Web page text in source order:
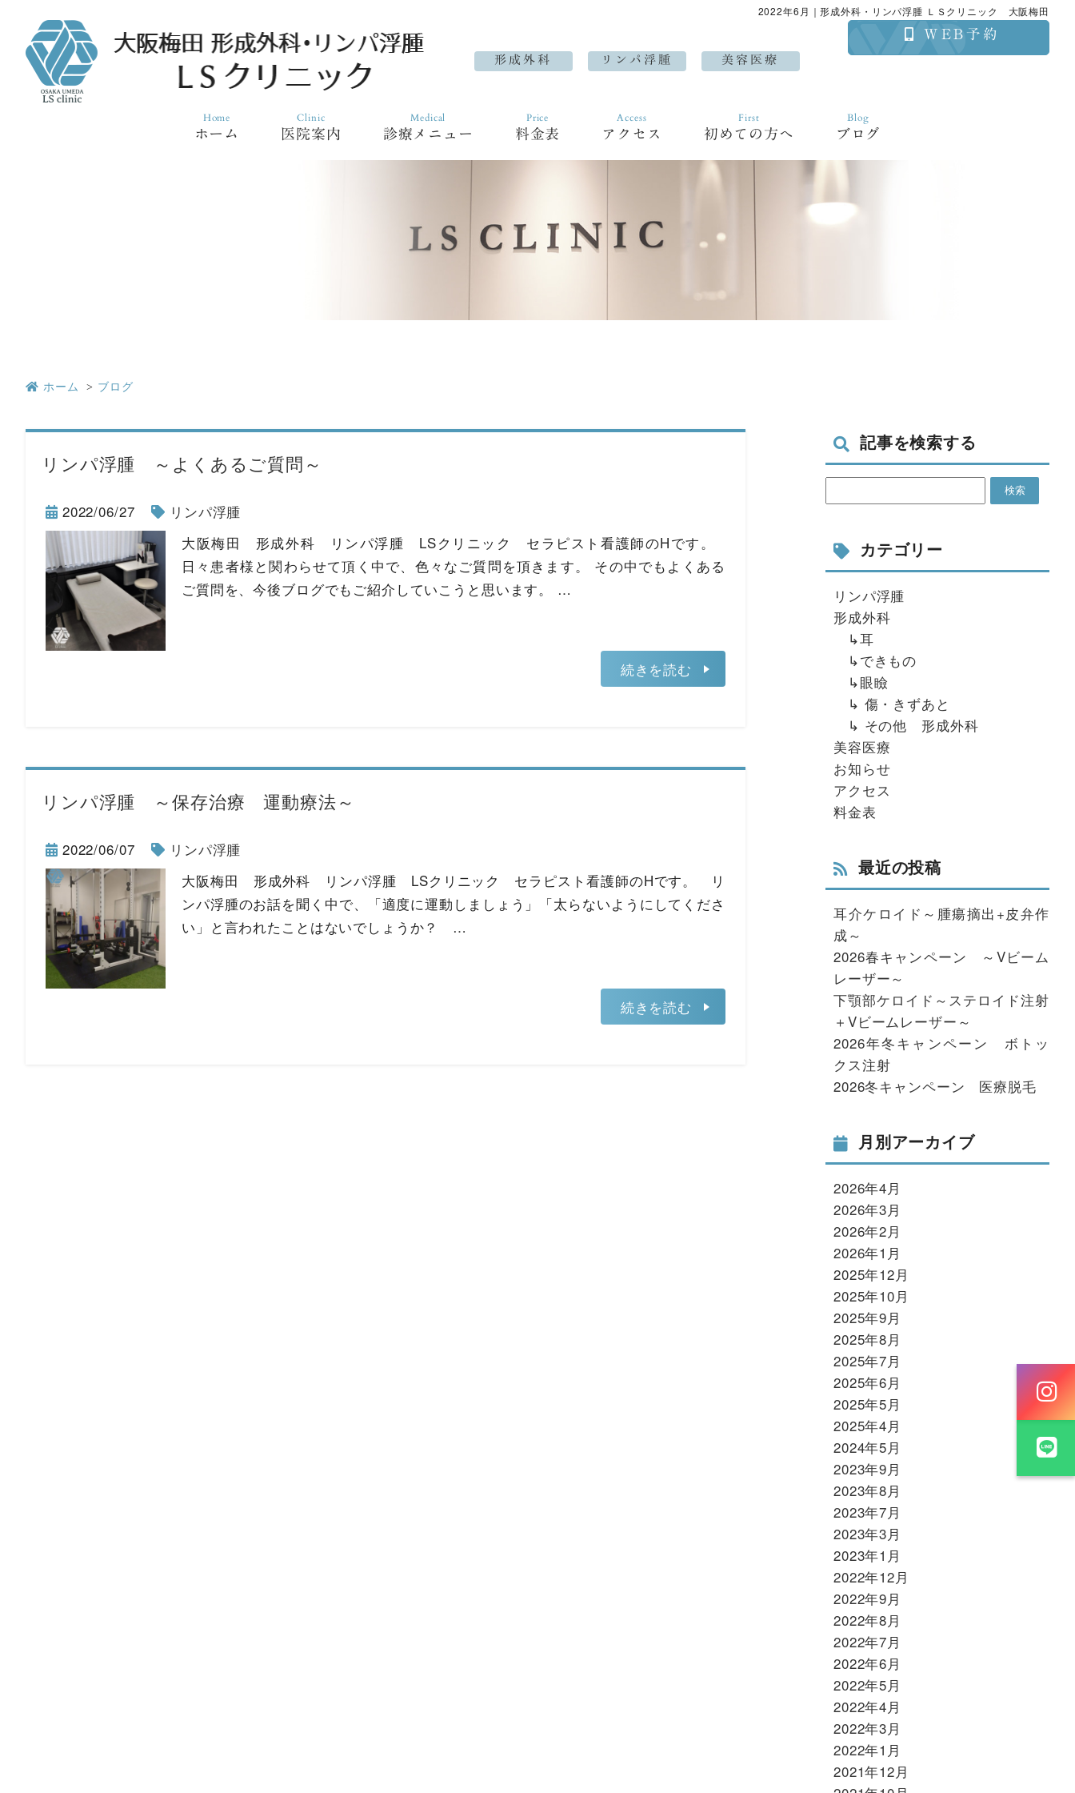
形成外科 リンパ浮腫 美容医療
WEB予約
ホーム
Home
医院案内
Clinic
診療メニュー
Medical
料金表
Price
アクセス
Access
初めての方へ
First
ブログ
Blog
2022年6月｜形成外科・リンパ浮腫 ＬＳクリニック 大阪梅田
ホーム ブログ
リンパ浮腫 ～よくあるご質問～
2022/06/27
リンパ浮腫
大阪梅田 形成外科 リンパ浮腫 LSクリニック セラピスト看護師のHです。
日々患者様と関わらせて頂く中で、色々なご質問を頂きます。 その中でもよくある
ご質問を、今後ブログでもご紹介していこうと思います。 …
続きを読む
リンパ浮腫 ～保存治療 運動療法～
2022/06/07
リンパ浮腫
大阪梅田 形成外科 リンパ浮腫 LSクリニック セラピスト看護師のHです。 リ
ンパ浮腫のお話を聞く中で、「適度に運動しましょう」「太らないようにしてくださ
い」と言われたことはないでしょうか？ …
続きを読む
記事を検索する
カテゴリー
リンパ浮腫
形成外科
↳耳
↳できもの
↳眼瞼
↳ 傷・きずあと
↳ その他 形成外科
美容医療
お知らせ
アクセス
料金表
最近の投稿
耳介ケロイド～腫瘍摘出+皮弁作
成～
2026春キャンペーン ～Vビーム
レーザー～
下顎部ケロイド～ステロイド注射
＋Vビームレーザー～
2026年冬キャンペーン ボトッ
クス注射
2026冬キャンペーン 医療脱毛
月別アーカイブ
2026年4月
2026年3月
2026年2月
2026年1月
2025年12月
2025年10月
2025年9月
2025年8月
2025年7月
2025年6月
2025年5月
2025年4月
2024年5月
2023年9月
2023年8月
2023年7月
2023年3月
2023年1月
2022年12月
2022年9月
2022年8月
2022年7月
2022年6月
2022年5月
2022年4月
2022年3月
2022年1月
2021年12月